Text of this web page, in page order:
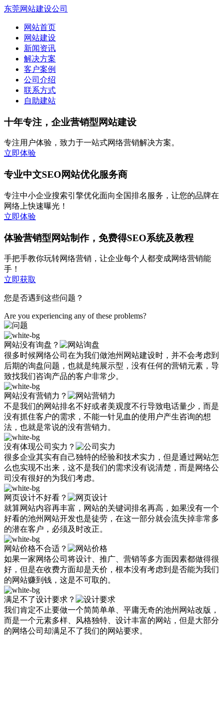
东莞网站建设公司
网站首页
网站建设
新闻资讯
解决方案
客户案例
公司介绍
联系方式
自助建站
十年专注，企业营销型网站建设
专注用户体验，致力于一站式网络营销解决方案。
立即体验
专业中文SEO网站优化服务商
专注中小企业搜索引擎优化面向全国排名服务，让您的品牌在
网络上快速曝光！
立即体验
体验营销型网站制作，免费得SEO系统及教程
手把手教你玩转网络营销，让企业每个人都变成网络营销能
手！
立即获取
您是否遇到这些问题？
Are you experiencing any of these problems?
网站没有询盘？
很多时候网络公司在为我们做池州网站建设时，并不会考虑到
后期的询盘问题，也就是纯展示型，没有任何的营销元素，导
致找我们咨询产品的客户非常少。
网站没有营销力？
不是我们的网站排名不好或者美观度不行导致电话量少，而是
没有抓住客户的需求，不能一针见血的使用户产生咨询的想
法，也就是常说的没有营销力。
没有体现公司实力？
很多企业其实有自己独特的经验和技术实力，但是通过网站怎
么也实现不出来，这不是我们的需求没有说清楚，而是网络公
司没有很好的为我们考虑。
网页设计不好看？
就算网站内容再丰富，网站的关键词排名再高，如果没有一个
好看的池州网站开发也是徒劳，在这一部分就会流失掉非常多
的潜在客户，必须及时改正。
网站价格不合适？
如果一家网络公司将设计、推广、营销等多方面因素都做得很
好，但是在收费方面却是天价，根本没有考虑到是否能为我们
的网站赚到钱，这是不可取的。
满足不了设计要求？
我们肯定不止要做一个简简单单、平庸无奇的池州网站改版，
而是一个元素多样、风格独特、设计丰富的网站，但是大部分
的网络公司却满足不了我们的网站要求。